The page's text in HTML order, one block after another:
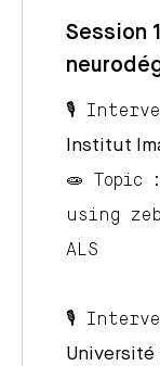
Session
🎙️
Institut
🧫 Topic
using
ALS
🎙️
Université